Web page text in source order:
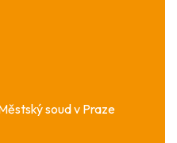
soud v Praze